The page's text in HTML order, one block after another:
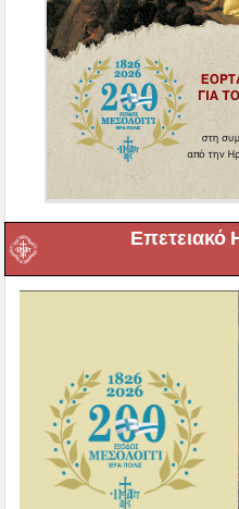
Επετειακό